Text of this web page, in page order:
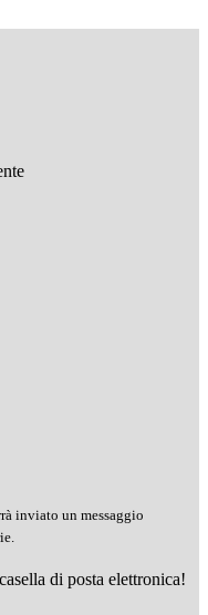
inviato un messaggio
di posta elettronica!